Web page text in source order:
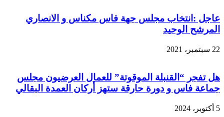
عاجل :انتخاب مجلس جهة فاس مكناس و الانصاري
المرشح الوحيد
22 سبتمبر، 2021
هل تفجر “القنبلة الموقوتة” للعمال العرضيون مجلس
جماعة فاس و دورة حارقة ستهز أركان العمدة البقالي
5 أكتوبر، 2024